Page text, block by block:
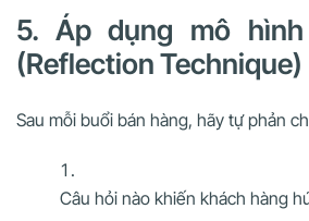
5. Áp dụng mô
(Reflection Technique)
Sau mỗi buổi bán hàng, hãy tự phản
Câu hỏi nào khiến khách hàng